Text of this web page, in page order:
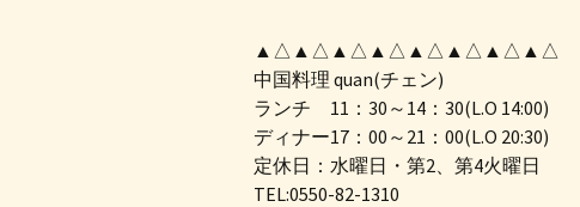
▲△▲△▲△▲△▲△▲△▲△▲△
中国料理 quan(チェン)
ランチ 11：30～14：30(L.O 14:00)
ディナー17：00～21：00(L.O 20:30)
定休日：水曜日・第2、第4火曜日
TEL:0550-82-1310